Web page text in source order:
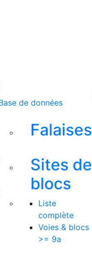
de données
Falaises
Sites de
blocs
Liste
complète
Voies & blocs
>= 9a